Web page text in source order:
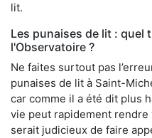
lit.
Les punaises de lit : quel
l'Observatoire ?
Ne faites surtout pas
punaises de lit à Saint-
car comme il a été dit plus
vie peut rapidement
serait judicieux de faire